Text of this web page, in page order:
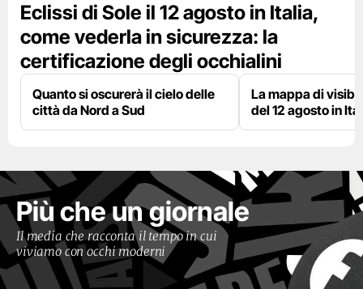
Eclissi di Sole il 12 agosto in Italia,
come vederla in sicurezza: la
certificazione degli occhialini
Quanto si oscurerà il cielo delle
città da Nord a Sud
La mappa di
del 12 agosto in
Più che un giornale
Il media che racconta il tempo in cui
viviamo con occhi moderni